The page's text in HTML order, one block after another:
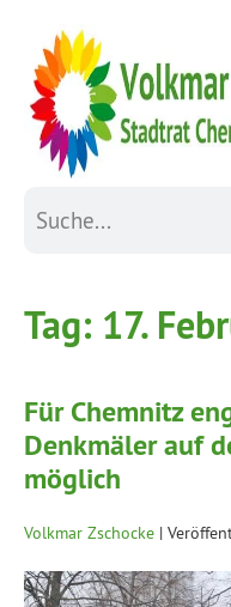
Tag: 17.
Für Chemnitz
Denkmäler auf
möglich
Volkmar Zschocke |